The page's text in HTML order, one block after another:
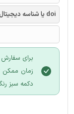
doi یا شناسه دیجیتال
برای سفارش
زمان ممکن
دکمه سبز